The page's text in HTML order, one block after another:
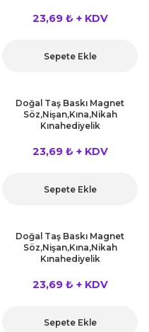
23,69 ₺ + KDV
Sepete Ekle
Doğal Taş Baskı Magnet
Söz,Nişan,Kına,Nikah
Kınahediyelik
23,69 ₺ + KDV
Sepete Ekle
Doğal Taş Baskı Magnet
Söz,Nişan,Kına,Nikah
Kınahediyelik
23,69 ₺ + KDV
Sepete Ekle